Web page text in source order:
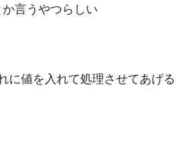
言うやつらしい
に値を入れて処理させてあげる